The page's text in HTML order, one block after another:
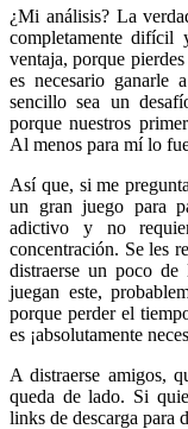
¿Mi análisis? La
completamente
ventaja, porque
es necesario ganarle
sencillo sea un
porque nuestros
Al menos para mí lo
Así que, si me
un gran juego para
adictivo y no
concentración. Se les
distraerse un poco
juegan este,
porque perder el
es ¡absolutamente
A distraerse amigos,
queda de lado. Si
links de descarga para